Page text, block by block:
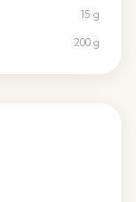
15 g
200 g